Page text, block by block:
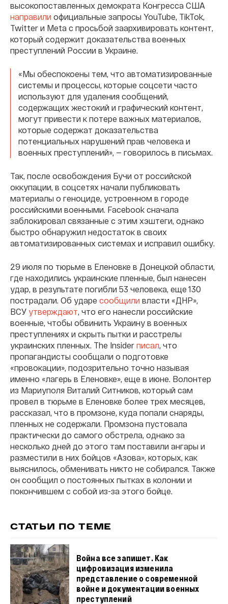
высокопоставленных демократа Конгресса США
направили официальные запросы YouTube, TikTok,
Twitter и Meta с просьбой заархивировать контент,
который содержит доказательства военных
преступлений России в Украине.
«Мы обеспокоены тем, что автоматизированные
системы и процессы, которые соцсети часто
используют для удаления сообщений,
содержащих жестокий и графический контент,
могут привести к потере важных материалов,
которые содержат доказательства
потенциальных нарушений прав человека и
военных преступлений», — говорилось в письмах.
Так, после освобождения Бучи от российской
оккупации, в соцсетях начали публиковать
материалы о геноциде, устроенном в городе
российскими военными. Facebook сначала
заблокировал связанные с этим хэштеги, однако
быстро обнаружил недостаток в своих
автоматизированных системах и исправил ошибку.
29 июля по тюрьме в Еленовке в Донецкой области,
где находились украинские пленные, был нанесен
удар, в результате погибли 53 человека, еще 130
пострадали. Об ударе сообщили власти «ДНР»,
ВСУ утверждают, что его нанесли российские
военные, чтобы обвинить Украину в военных
преступлениях и скрыть пытки и расстрелы
украинских пленных. The Insider писал, что
пропагандисты сообщали о подготовке
«провокации», подозрительно точно называя
именно «лагерь в Еленовке», еще в июне. Волонтер
из Мариуполя Виталий Ситников, который сам
провел в тюрьме в Еленовке более трех месяцев,
рассказал, что в промзоне, куда попали снаряды,
пленных не содержали. Промзона пустовала
практически до самого обстрела, однако за
несколько дней до этого там поставили ангары и
разместили в них бойцов «Азова», которых, как
выяснилось, обменивать никто не собирался. Также
он сообщил о постоянных пытках в колонии и
покончившем с собой из-за этого бойце.
СТАТЬИ ПО ТЕМЕ
Война все запишет. Как
цифровизация изменила
представление о современной
войне и документации военных
преступлений